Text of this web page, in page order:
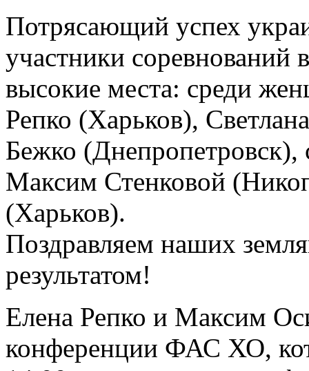
Потрясающий успех
участники соревнований
высокие места: среди
Репко (Харьков),
Бежко
Максим Стенковой
(Харьков).
Поздравляем наших
результатом!
Елена Репко и Максим
конференции ФАС ХО,